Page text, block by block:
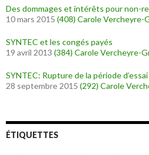
Des dommages et intérêts pour non-
10 mars 2015 (408) Carole Vercheyre-
SYNTEC et les congés payés
19 avril 2013 (384) Carole Vercheyre-
SYNTEC: Rupture de la période
28 septembre 2015 (292) Carole
ÉTIQUETTES